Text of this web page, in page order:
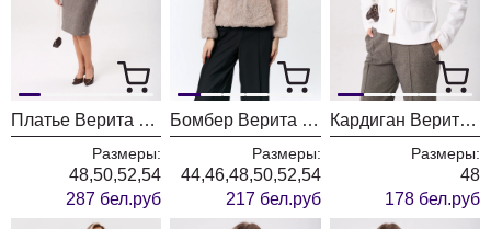
Платье Верита 2408
Размеры:
48,50,52,54
287 бел.руб
Бомбер Верита 2402 бежевый
Размеры:
44,46,48,50,52,54
217 бел.руб
Кардиган Верита 2410-1
Размеры:
48
178 бел.руб